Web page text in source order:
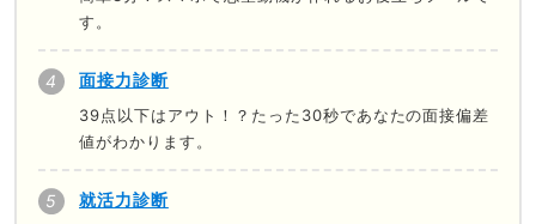
す。
面接力診断
39点以下はアウト！？たった30秒であなたの面接偏差
値がわかります。
就活力診断